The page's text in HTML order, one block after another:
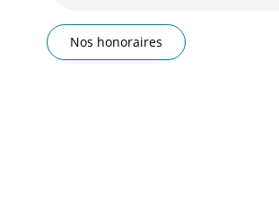
Nos honoraires